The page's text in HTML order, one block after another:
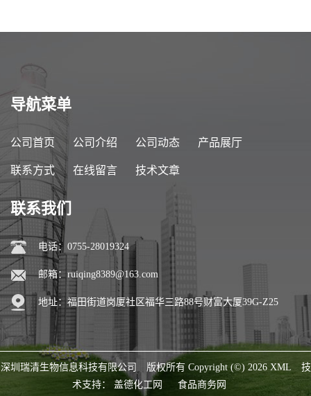
导航菜单
公司首页 公司介绍 公司动态 产品展厅
联系方式 在线留言 技术文章
联系我们
电话：0755-28019324
邮箱： ruiqing8389@163.com
地址：福田街道岗厦社区福华三路88号财富大厦39G-Z25
深圳瑞清生物信息科技有限公司 版权所有 Copyright (©) 2026 XML
技
术支持： 盖德化工网 食品商务网